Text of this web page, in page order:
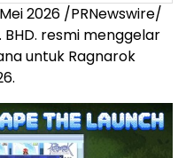
2026 /PRNewswire/
BHD. resmi menggelar
untuk Ragnarok